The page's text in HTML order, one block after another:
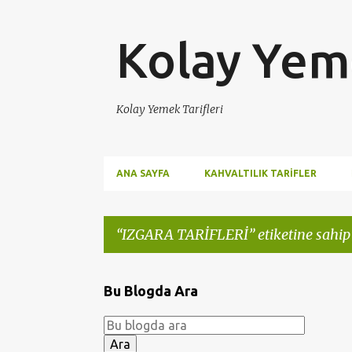
Kolay
Kolay Yemek Tarifleri
ANA SAYFA KAHVALTILIK TARIFLER
IZGARA TARİFLERİ etiketine
K
a
y
Bu Blogda Ara